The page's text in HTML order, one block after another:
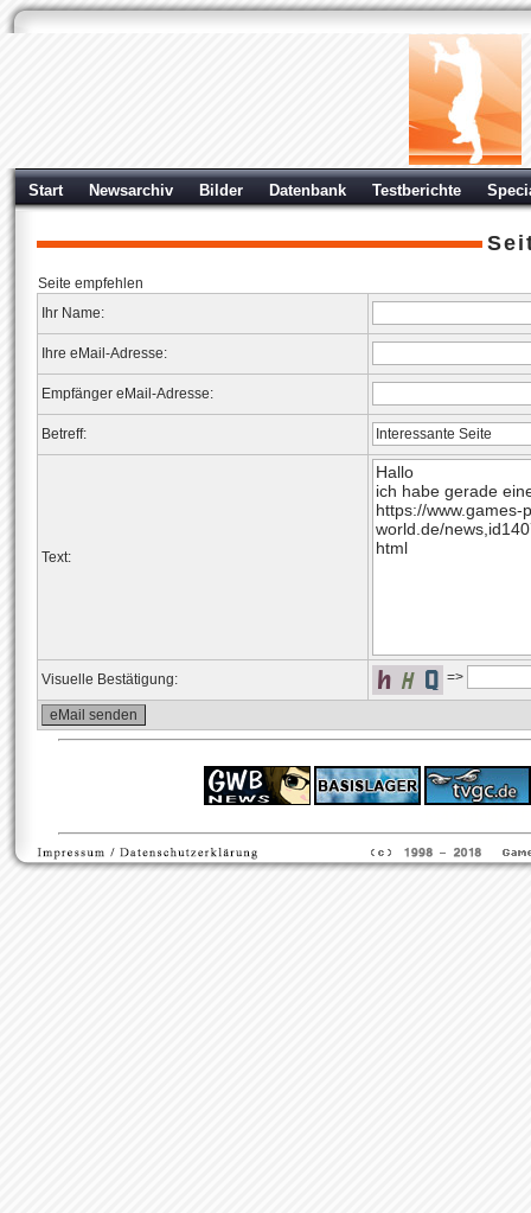
Start Newsarchiv Bilder Datenbank Testberichte
Seite empfehlen
Ihr Name:
Ihre eMail-Adresse:
Empfänger eMail-Adresse:
Betreff:
Text:
Visuelle Bestätigung: =>